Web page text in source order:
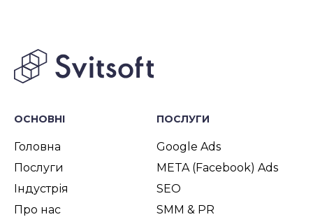
ОСНОВНІ
Головна
Послуги
Індустрія
Про нас
ПОСЛУГИ
Google Ads
META (Facebook) Ads
SEO
SMM & PR